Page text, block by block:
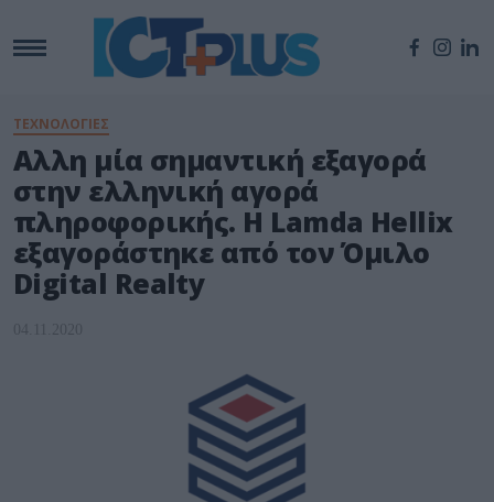
ΤΕΧΝΟΛΟΓΙΕΣ
Αλλη μία σημαντική εξαγορά
στην ελληνική αγορά
πληροφορικής. Η Lamda Hellix
εξαγοράστηκε από τον Όμιλο
Digital Realty
04.11.2020